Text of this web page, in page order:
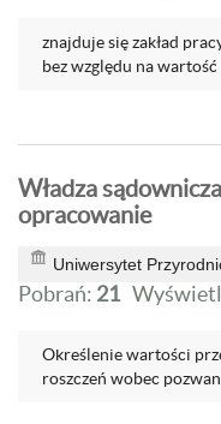
znajduje się zakład
bez względu na wartość
Władza
opracowanie
Uniwersytet
Pobrań: 21
Określenie wartości
roszczeń wobec